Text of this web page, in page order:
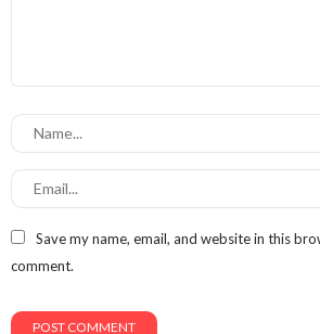
Save my name, email, and website in this
comment.